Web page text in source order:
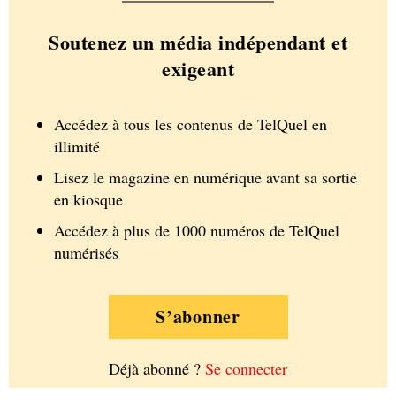
Soutenez un média indépendant et
exigeant
Accédez à tous les contenus de TelQuel en
illimité
Lisez le magazine en numérique avant sa sortie
en kiosque
Accédez à plus de 1000 numéros de TelQuel
numérisés
S’abonner
Déjà abonné ? Se connecter